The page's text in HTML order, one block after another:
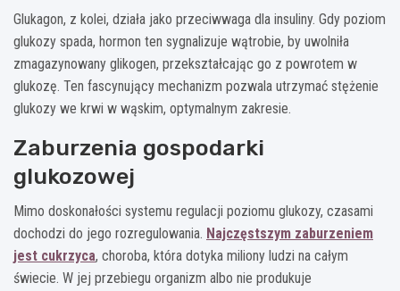
Glukagon, z kolei, działa jako przeciwwaga dla insuliny. Gdy poziom
glukozy spada, hormon ten sygnalizuje wątrobie, by uwolniła
zmagazynowany glikogen, przekształcając go z powrotem w
glukozę. Ten fascynujący mechanizm pozwala utrzymać stężenie
glukozy we krwi w wąskim, optymalnym zakresie.
Zaburzenia gospodarki
glukozowej
Mimo doskonałości systemu regulacji poziomu glukozy, czasami
dochodzi do jego rozregulowania. Najczęstszym zaburzeniem
jest cukrzyca, choroba, która dotyka miliony ludzi na całym
świecie. W jej przebiegu organizm albo nie produkuje